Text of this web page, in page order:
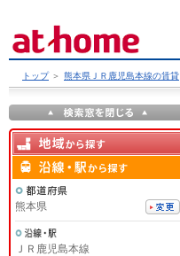
トップ ＞ 熊本県ＪＲ鹿児島本線の賃貸
熊本県
ＪＲ鹿児島本線